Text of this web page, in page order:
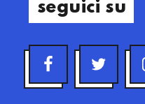
seguici su